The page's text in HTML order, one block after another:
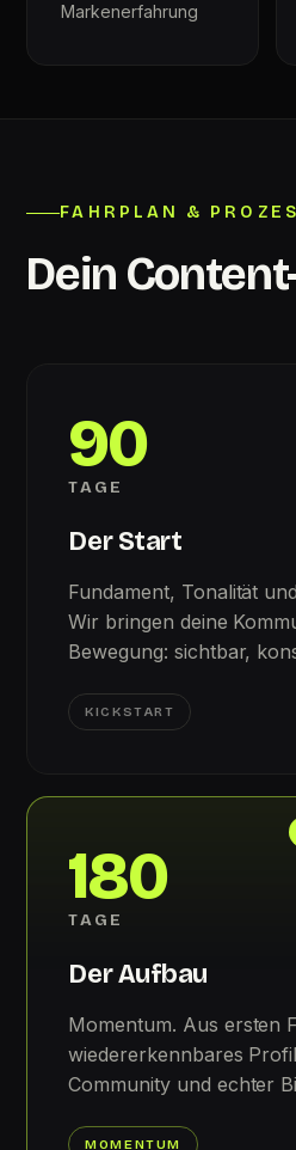
Markenerfahrung
FAHRPLAN &
Dein
90
TAGE
Der Start
Fundament, Tonalität
Wir bringen deine
Bewegung: sichtbar,
KICKSTART
180
TAGE
Der Aufbau
Momentum. Aus ersten
wiedererkennbares
Community und echter
MOMENTUM